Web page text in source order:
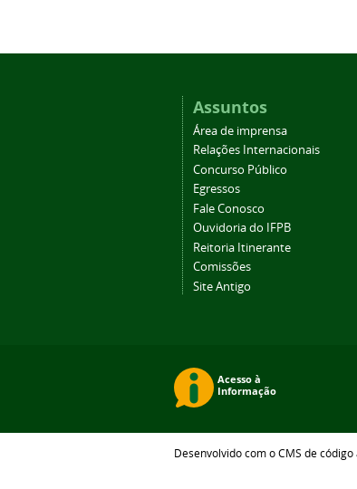
Assuntos
Área de imprensa
Relações Internacionais
Concurso Público
Egressos
Fale Conosco
Ouvidoria do IFPB
Reitoria Itinerante
Comissões
Site Antigo
Desenvolvido com o CMS de